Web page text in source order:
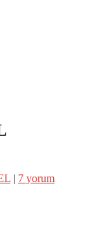
| 7 yorum